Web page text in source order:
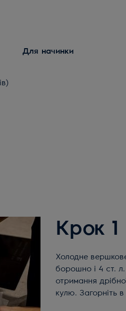
Для начинки
Крок 1
Холодне вершкове масло наріжте кубиками в миску. Додайте просіяне
борошно і 4 ст.
отримання
кулю. Загорніть